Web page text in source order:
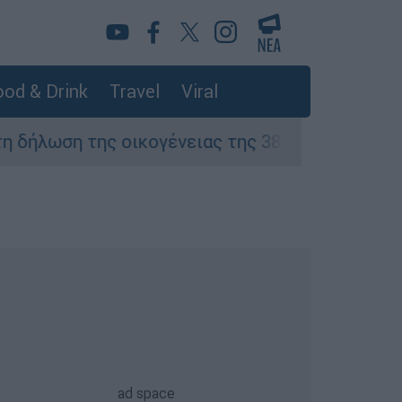
& Drink Travel Viral
οικογένειας της 38χρονης Βρετανίδας